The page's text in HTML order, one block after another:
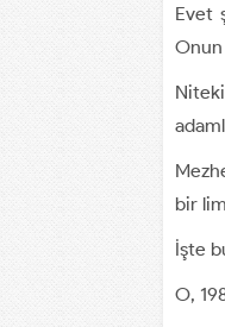
Evet
Onun
bir
İşte
O,